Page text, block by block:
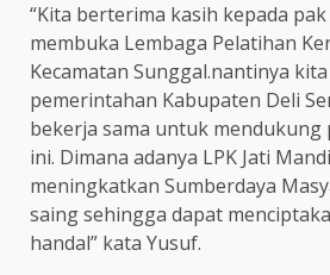
“Kita berterima kasih kepada
membuka Lembaga Pelatihan
Kecamatan Sunggal.nantinya
pemerintahan Kabupaten Deli
bekerja sama untuk mendukung
ini. Dimana adanya LPK Jati
meningkatkan Sumberdaya
saing sehingga dapat
handal” kata Yusuf.